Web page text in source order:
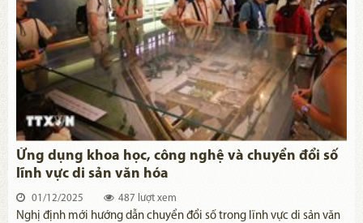
Ứng dụng khoa học, công nghệ và chuyển đổi số
lĩnh vực di sản văn hóa
01/12/2025 487 lượt xem
Nghị định mới hướng dẫn chuyển đổi số trong lĩnh vực di sản văn